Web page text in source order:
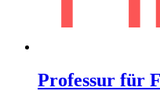
Professur für